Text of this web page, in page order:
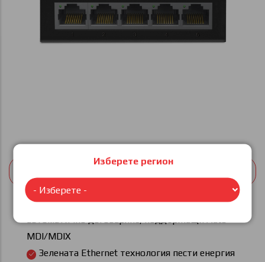
Изберете регион
5 броя 10/100/1000 Mbps RJ45 портa с
автоматично договаряне, поддържащи Auto-
MDI/MDIX
Зелената Ethernet технология пести енергия